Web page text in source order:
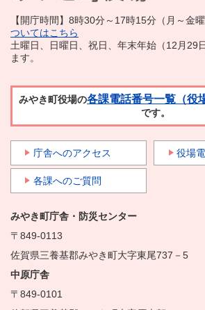
【開庁時間】8時30分～17時15分（月～金
ついてはこちら
土曜日、日曜日、祝日、年末年始（12月29
ます。
みやき町役場の各課電話番号一覧（役
です。
庁舎へのアクセス 役場
各課へのご質問
みやき町庁舎・防災センター
〒849-0113
佐賀県三養基郡みやき町大字東尾737－5
中原庁舎
〒849-0101